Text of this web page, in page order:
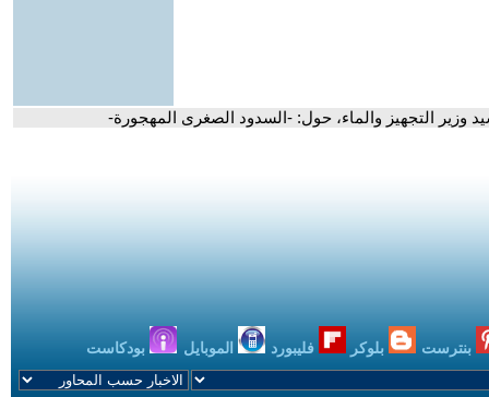
التجهيز والماء، حول: -السدود الصغرى المهجورة-
بنترست بلوكر فليبورد الموبايل بودكاست